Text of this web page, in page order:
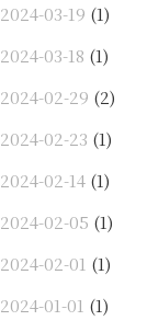
2024-03-19 (1)
2024-03-18 (1)
2024-02-29 (2)
2024-02-23 (1)
2024-02-14 (1)
2024-02-05 (1)
2024-02-01 (1)
2024-01-01 (1)